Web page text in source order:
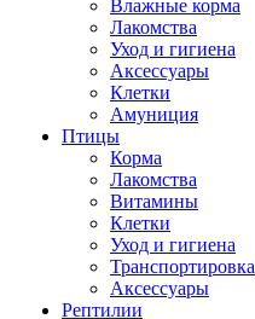
Влажные корма
Лакомства
Уход и гигиена
Аксессуары
Клетки
Амуниция
Птицы
Корма
Лакомства
Витамины
Клетки
Уход и гигиена
Транспортировка
Аксессуары
Рептилии